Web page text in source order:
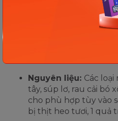
Món ăn cuối cùng trong
Nhật 8 tháng được giới
hấp nghiền thịt xay. Cách
đơn giản, mẹ chỉ cần làm
Nguyên liệu: Các
tây, súp lơ, rau cải bó
cho phù hợp tùy vào
bị thịt heo tươi, 1 quả